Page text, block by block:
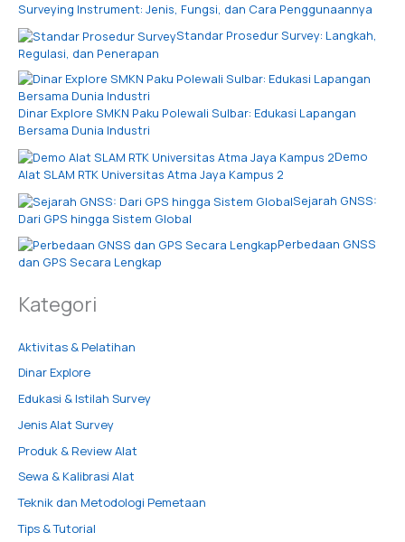
Surveying Instrument: Jenis, Fungsi, dan Cara Penggunaannya
Standar Prosedur Survey: Langkah,
Regulasi, dan Penerapan
Dinar Explore SMKN Paku Polewali Sulbar: Edukasi Lapangan
Bersama Dunia Industri
Demo
Alat SLAM RTK Universitas Atma Jaya Kampus 2
Sejarah GNSS:
Dari GPS hingga Sistem Global
Perbedaan GNSS
dan GPS Secara Lengkap
Kategori
Aktivitas & Pelatihan
Dinar Explore
Edukasi & Istilah Survey
Jenis Alat Survey
Produk & Review Alat
Sewa & Kalibrasi Alat
Teknik dan Metodologi Pemetaan
Tips & Tutorial